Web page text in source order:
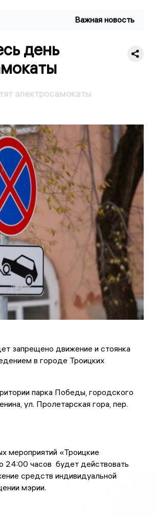
Важная новость
день
электросамокаты
запрещено движение и стоянка
в городе Троицких
парка Победы, городского
ул. Пролетарская гора, пер.
мероприятий «Троицкие
часов будет действовать
средств индивидуальной
мэрии.